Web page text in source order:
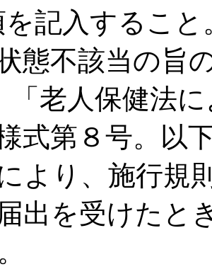
記入すること
状態不該当の旨
老人保健法に
式第８号。以
より、施行規
出を受けたと